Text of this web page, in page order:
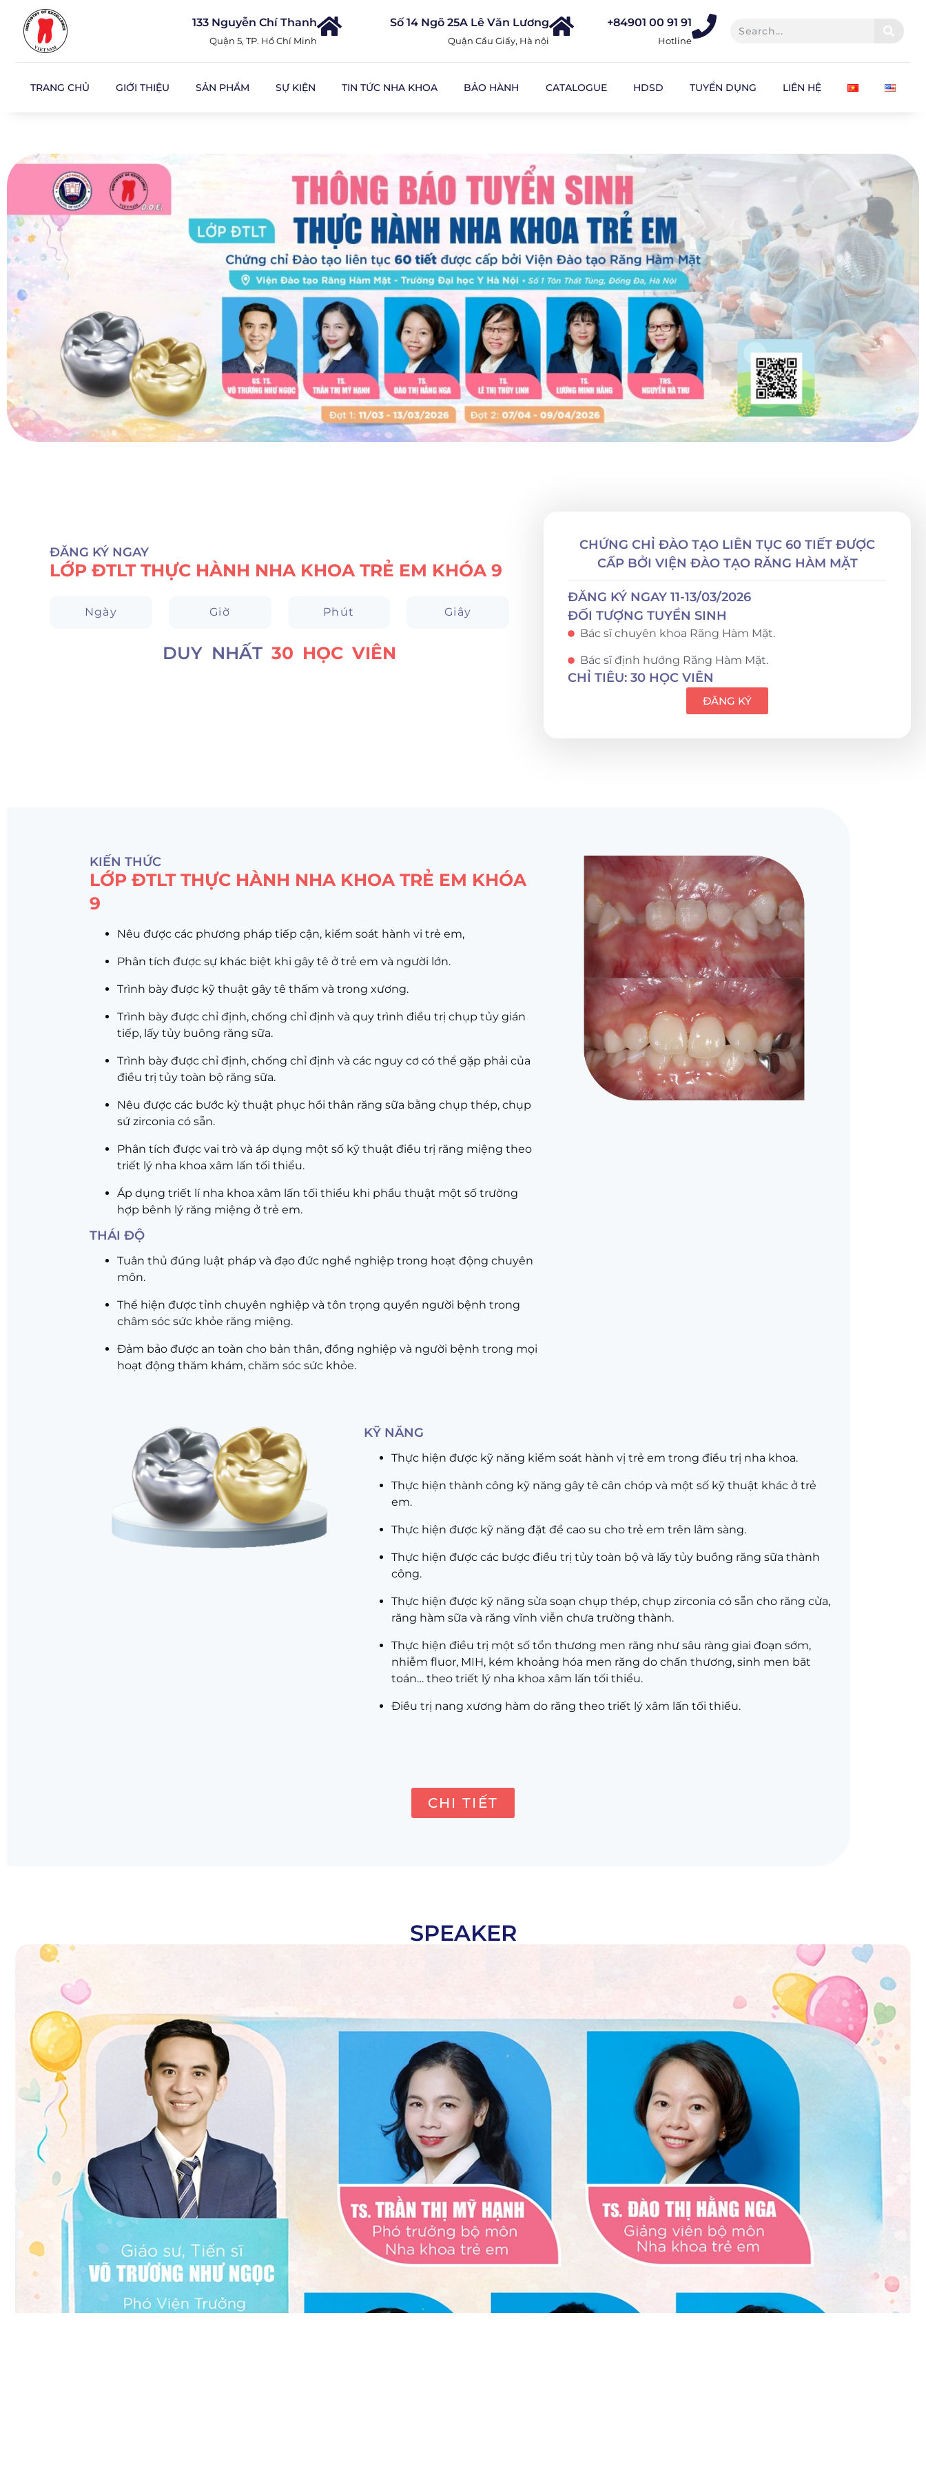
133 Nguyễn Chí Thanh
Quận 5, TP. Hồ Chí Minh
Số 14 Ngõ 25A Lê Văn Lương
Quận Cầu Giấy, Hà nội
+84901 00 91 91
Hotline
TRANG CHỦ GIỚI THIỆU SẢN PHẨM SỰ KIỆN TIN TỨC NHA KHOA BẢO HÀNH CATALOGUE HDSD TUYỂN DỤNG LIÊN HỆ
ĐĂNG KÝ NGAY
LỚP ĐTLT THỰC HÀNH NHA KHOA TRẺ EM KHÓA 9
Ngày Giờ Phút Giây
DUY NHẤT 30 HỌC VIÊN
CHỨNG CHỈ ĐÀO TẠO LIÊN TỤC 60 TIẾT ĐƯỢC
CẤP BỞI VIỆN ĐÀO TẠO RĂNG HÀM MẶT
ĐĂNG KÝ NGAY 11-13/03/2026
ĐỐI TƯỢNG TUYỂN SINH
Bác sĩ chuyên khoa Răng Hàm Mặt.
Bác sĩ định hướng Răng Hàm Mặt.
CHỈ TIÊU: 30 HỌC VIÊN
ĐĂNG KÝ
KIẾN THỨC
LỚP ĐTLT THỰC HÀNH NHA KHOA TRẺ EM KHÓA
9
Nêu được các phương pháp tiếp cận, kiểm soát hành vi trẻ em,
Phân tích được sự khác biệt khi gây tê ở trẻ em và người lớn.
Trình bày được kỹ thuật gây tê thấm và trong xương.
Trình bày được chỉ định, chống chỉ định và quy trình điều trị chụp tủy gián
tiếp, lấy tủy buông răng sữa.
Trình bày được chỉ định, chống chỉ định và các nguy cơ có thể gặp phải của
điều trị tủy toàn bộ răng sữa.
Nêu được các bước kỳ thuật phục hồi thân răng sữa bằng chụp thép, chụp
sứ zirconia có sẵn.
Phân tích được vai trò và áp dụng một số kỹ thuật điều trị răng miệng theo
triết lý nha khoa xâm lấn tối thiểu.
Áp dụng triết lí nha khoa xâm lấn tối thiểu khi phẩu thuật một số trường
hợp bênh lý răng miệng ở trẻ em.
THÁI ĐỘ
Tuân thủ đúng luật pháp và đạo đức nghề nghiệp trong hoạt động chuyên
môn.
Thể hiện được tỉnh chuyên nghiệp và tôn trọng quyền người bệnh trong
châm sóc sức khỏe răng miệng.
Đảm bảo được an toàn cho bản thân, đồng nghiệp và người bệnh trong mọi
hoạt động thăm khám, chăm sóc sức khỏe.
KỸ NĂNG
Thực hiện được kỹ năng kiểm soát hành vị trẻ em trong điều trị nha khoa.
Thực hiện thành công kỹ năng gây tê cân chóp và một số kỹ thuật khác ở trẻ
em.
Thực hiện được kỹ năng đặt đề cao su cho trẻ em trên lâm sàng.
Thực hiện được các bược điều trị tủy toàn bộ và lấy tủy buồng răng sữa thành
công.
Thực hiện được kỹ năng sửa soạn chụp thép, chụp zirconia có sẵn cho răng cửa,
răng hàm sữa và răng vĩnh viễn chưa trường thành.
Thực hiện điều trị một số tổn thương men răng như sâu ràng giai đoạn sớm,
nhiễm fluor, MIH, kém khoảng hóa men răng do chấn thương, sinh men bät
toán… theo triết lý nha khoa xâm lấn tối thiểu.
Điều trị nang xương hàm do răng theo triết lý xâm lấn tối thiểu.
CHI TIẾT
SPEAKER